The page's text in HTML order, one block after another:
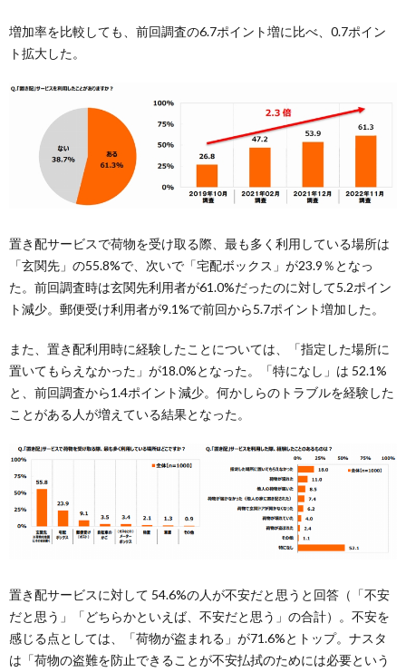
増加率を⽐較しても、前回調査の6.7ポイント増に⽐べ、0.7ポイン
ト拡⼤した。
置き配サービスで荷物を受け取る際、最も多く利⽤している場所は
「⽞関先」の55.8%で、次いで「宅配ボックス」が23.9％となっ
た。前回調査時は⽞関先利⽤者が61.0%だったのに対して5.2ポイン
ト減少。郵便受け利⽤者が9.1%で前回から5.7ポイント増加した。
また、置き配利⽤時に経験したことについては、「指定した場所に
置いてもらえなかった」が18.0%となった。「特になし」は 52.1%
と、前回調査から1.4ポイント減少。何かしらのトラブルを経験した
ことがある⼈が増えている結果となった。
置き配サービスに対して 54.6%の⼈が不安だと思うと回答（「不安
だと思う」「どちらかといえば、不安だと思う」の合計）。不安を
感じる点としては、「荷物が盗まれる」が71.6%とトップ。ナスタ
は「荷物の盗難を防⽌できることが不安払拭のためには必要という